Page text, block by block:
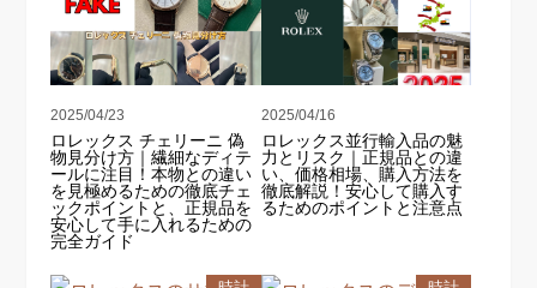
2025/04/23
ロレックス チェリーニ 偽
物見分け方｜繊細なディテ
ールに注目！本物との違い
を見極めるための徹底チェ
ックポイントと、正規品を
安心して手に入れるための
完全ガイド
2025/04/16
ロレックス並行輸入品の魅
力とリスク｜正規品との違
い、価格相場、購入方法を
徹底解説！安心して購入す
るためのポイントと注意点